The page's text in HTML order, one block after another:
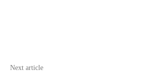
Next article